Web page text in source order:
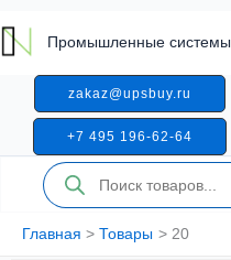
к
содержимому
Промышленные системы
zakaz@upsbuy.ru
+7 495 196-62-64
Поиск
товаров
Главная Товары 20